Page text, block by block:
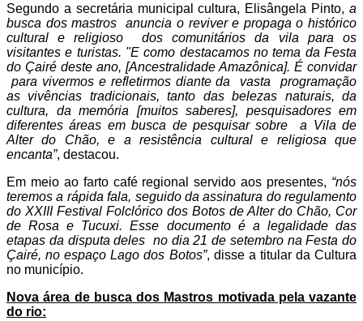
Segundo a secretária municipal cultura, Elisângela Pinto, a
busca dos mastros
anuncia o reviver e propaga o histórico
cultural e religioso
dos comunitários da vila para os
visitantes e turistas. "E como destacamos no tema da Festa
do Çairé deste ano, [Ancestralidade Amazônica]. É convidar
para vivermos e refletirmos diante da
vasta
programação
as vivências tradicionais, tanto das belezas naturais, da
cultura, da memória [muitos saberes], pesquisadores em
diferentes áreas em busca de pesquisar sobre
a Vila de
Alter do Chão, e a resistência cultural e religiosa que
encanta”, destacou.
Em meio ao farto café regional servido aos presentes, “nós
teremos a rápida fala, seguido da assinatura do regulamento
do XXIII Festival Folclórico dos Botos de Alter do Chão, Cor
de Rosa e Tucuxi. Esse documento é a legalidade das
etapas da disputa deles no dia 21 de setembro na Festa do
Çairé, no espaço Lago dos Botos”, disse a titular da Cultura
no município.
Nova área de busca dos Mastros motivada pela vazante
do rio: